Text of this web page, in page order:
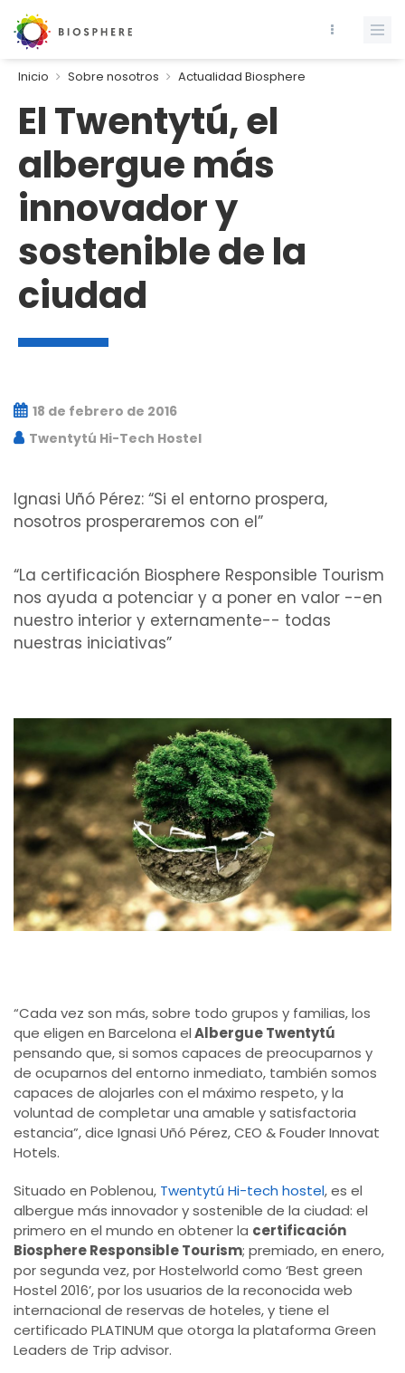
Inicio Sobre nosotros Actualidad Biosphere
El Twentytú, el
albergue más
innovador y
sostenible de la
ciudad
18 de febrero de 2016
Twentytú Hi-Tech Hostel
Ignasi Uñó Pérez: “Si el entorno prospera,
nosotros prosperaremos con el”
“La certificación Biosphere Responsible Tourism
nos ayuda a potenciar y a poner en valor --en
nuestro interior y externamente-- todas
nuestras iniciativas”
“Cada vez son más, sobre todo grupos y familias, los
que eligen en Barcelona elAlbergue Twentytú
pensando que, si somos capaces de preocuparnos y
de ocuparnos del entorno inmediato, también somos
capaces de alojarles con el máximo respeto, y la
voluntad de completar una amable y satisfactoria
estancia”, dice Ignasi Uñó Pérez, CEO & Fouder Innovat
Hotels.
Situado en Poblenou, Twentytú Hi-tech hostel, es el
albergue más innovador y sostenible de la ciudad: el
primero en el mundo en obtener la certificación
Biosphere Responsible Tourism; premiado, en enero,
por segunda vez, por Hostelworld como ‘Best green
Hostel 2016’, por los usuarios de la reconocida web
internacional de reservas de hoteles, y tiene el
certificado PLATINUM que otorga la plataforma Green
Leaders de Trip advisor.